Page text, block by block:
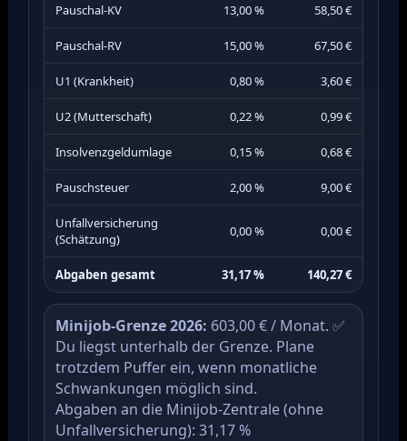
Pauschal-KV 13,00 % 58,50 €
Pauschal-RV 15,00 % 67,50 €
U1 (Krankheit) 0,80 % 3,60 €
U2 (Mutterschaft) 0,22 % 0,99 €
Insolvenzgeldumlage 0,15 % 0,68 €
Pauschsteuer 2,00 % 9,00 €
Unfallversicherung
(Schätzung)
0,00 % 0,00 €
Abgaben gesamt 31,17 % 140,27 €
Minijob-Grenze 2026: 603,00 € / Monat. ✅
Du liegst unterhalb der Grenze. Plane
trotzdem Puffer ein, wenn monatliche
Schwankungen möglich sind.
Abgaben an die Minijob-Zentrale (ohne
Unfallversicherung): 31,17 %